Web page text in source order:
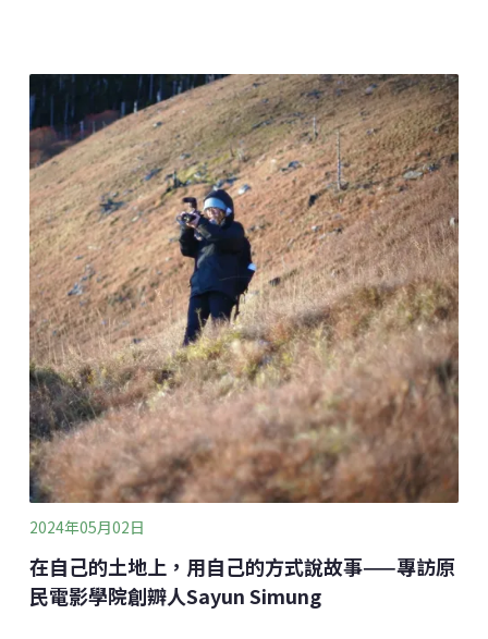
2024年05月02日
在自己的土地上，用自己的方式說故事——專訪原
民電影學院創辧人Sayun Simung